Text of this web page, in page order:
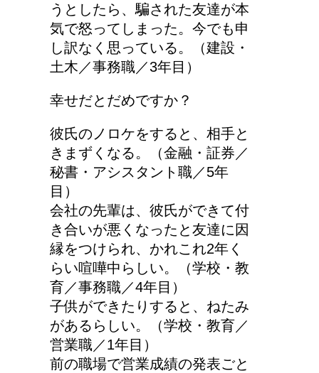
車に子供を3人乗せる場
合は普通車？もしくはワ
ゴン？
産婦人科での検診、膣に
指や器具を入れられるっ
て本当？！
エビ水槽の掃除の仕方
どっちが正しいの?!夜間
走行で車のライトは上向
き？下向き？
うとしたら、騙された友達が本
気で怒ってしまった。今でも申
し訳なく思っている。（建設・
土木／事務職／3年目）
幸せだとだめですか？
彼氏のノロケをすると、相手と
きまずくなる。（金融・証券／
秘書・アシスタント職／5年
目）
会社の先輩は、彼氏ができて付
き合いが悪くなったと友達に因
縁をつけられ、かれこれ2年く
らい喧嘩中らしい。（学校・教
育／事務職／4年目）
子供ができたりすると、ねたみ
があるらしい。（学校・教育／
営業職／1年目）
前の職場で営業成績の発表ごと